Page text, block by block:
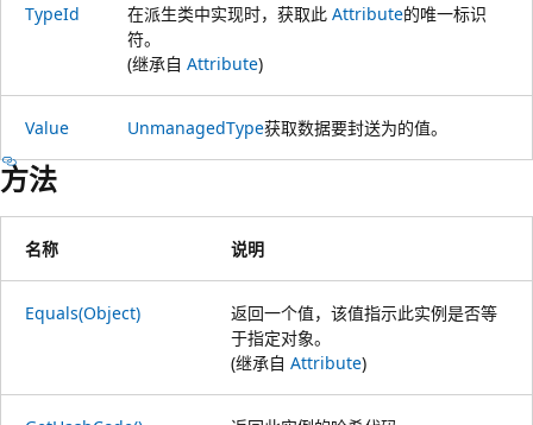
TypeId 在派生类中实现时，获取此 Attribute的唯一标识
符。
(继承自 Attribute)
Value UnmanagedType获取数据要封送为的值。
方法
名称 说明
Equals(Object)
返回一个值，该值指示此实例是否等
于指定对象。
(继承自 Attribute)